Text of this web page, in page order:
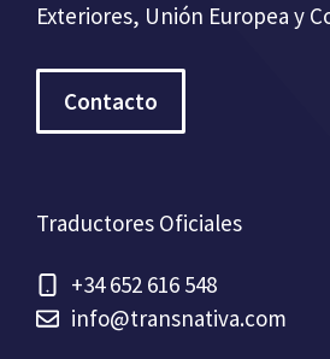
Exteriores, Unión Europea y
Contacto
Traductores Oficiales
+34 652 616 548
info@transnativa.com